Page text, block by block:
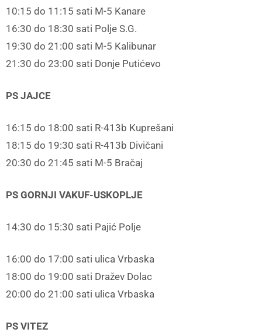
10:15 do 11:15 sati M-5 Kanare
16:30 do 18:30 sati Polje S.G.
19:30 do 21:00 sati M-5 Kalibunar
21:30 do 23:00 sati Donje Putićevo
PS JAJCE
16:15 do 18:00 sati R-413b Kuprešani
18:15 do 19:30 sati R-413b Divičani
20:30 do 21:45 sati M-5 Bračaj
PS GORNJI VAKUF-USKOPLJE
14:30 do 15:30 sati Pajić Polje
16:00 do 17:00 sati ulica Vrbaska
18:00 do 19:00 sati Dražev Dolac
20:00 do 21:00 sati ulica Vrbaska
PS VITEZ